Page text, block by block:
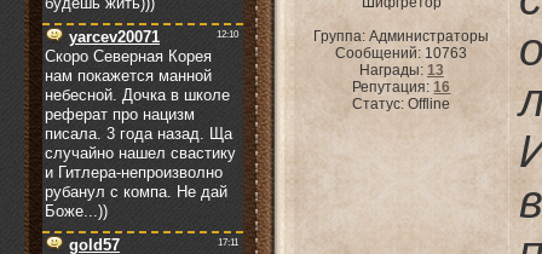
Группа: Администраторы
Сообщений: 10763
Награды: 13
Репутация:16
Статус:Offline